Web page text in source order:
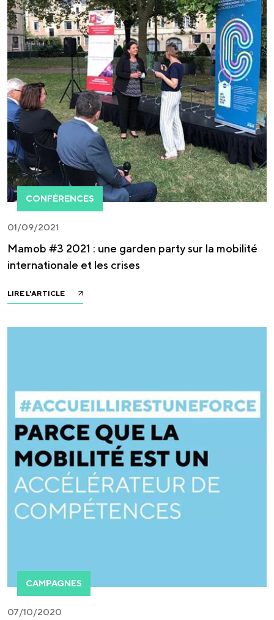
CONFÉRENCES
01/09/2021
Mamob #3 2021 : une garden party sur la mobilité
internationale et les crises
LIRE L'ARTICLE
CAMPAGNES
07/10/2020